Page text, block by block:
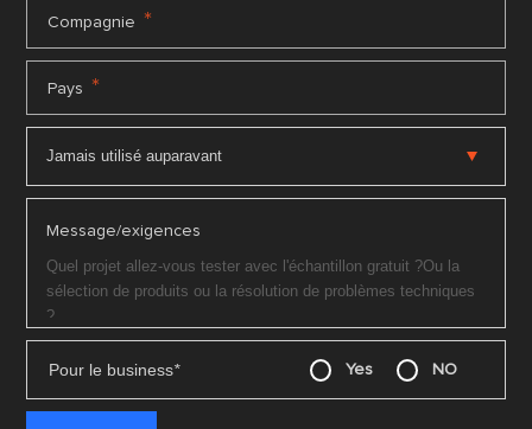
Compagnie *
Pays *
Message/exigences
Pour le business* Yes NO